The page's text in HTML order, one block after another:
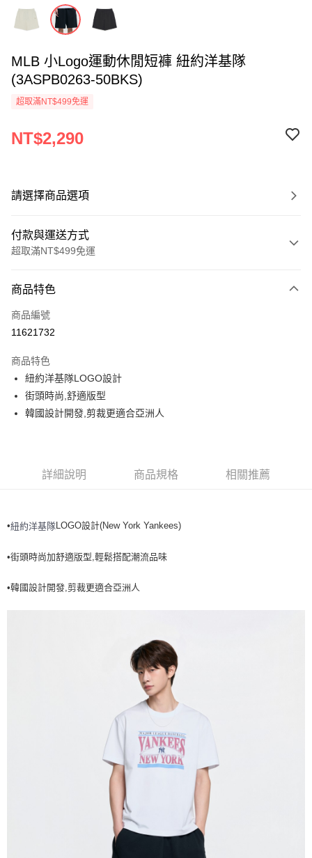
MLB 小Logo運動休閒短褲 紐約洋基隊
(3ASPB0263-50BKS)
超取滿NT$499免運
NT$2,290
請選擇商品選項
付款與運送方式
超取滿NT$499免運
信用卡一次付款
超商取貨付款
Apple Pay
街口支付
全家取貨付款<未取貨列黑名單/不支援離島取退>
全家取貨<不支援離島取退>
每筆NT$60，滿NT$499(含以上)免運費
每筆NT$80，滿NT$699(含以上)免運費
商品特色
商品編號
11621732
商品特色
紐約洋基隊LOGO設計
街頭時尚,舒適版型
韓國設計開發,剪裁更適合亞洲人
詳細說明 商品規格 相關推薦
•紐約洋基隊LOGO設計(New York Yankees)
•街頭時尚加舒適版型,輕鬆搭配潮流品味
•韓國設計開發,剪裁更適合亞洲人